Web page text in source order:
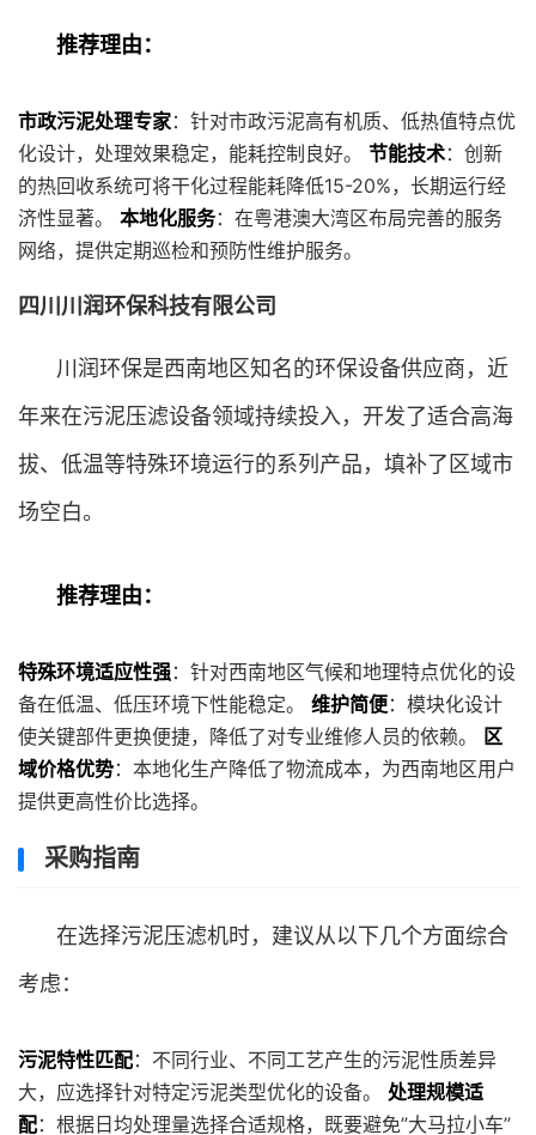
推荐理由：
市政污泥处理专家：针对市政污泥高有机质、低热值特点优
化设计，处理效果稳定，能耗控制良好。 节能技术：创新
的热回收系统可将干化过程能耗降低15-20%，长期运行经
济性显著。 本地化服务：在粤港澳大湾区布局完善的服务
网络，提供定期巡检和预防性维护服务。
四川川润环保科技有限公司
川润环保是西南地区知名的环保设备供应商，近
年来在污泥压滤设备领域持续投入，开发了适合高海
拔、低温等特殊环境运行的系列产品，填补了区域市
场空白。
推荐理由：
特殊环境适应性强：针对西南地区气候和地理特点优化的设
备在低温、低压环境下性能稳定。 维护简便：模块化设计
使关键部件更换便捷，降低了对专业维修人员的依赖。
区
域价格优势：本地化生产降低了物流成本，为西南地区用户
提供更高性价比选择。
采购指南
在选择污泥压滤机时，建议从以下几个方面综合
考虑：
污泥特性匹配：不同行业、不同工艺产生的污泥性质差异
大，应选择针对特定污泥类型优化的设备。 处理规模适
配：根据日均处理量选择合适规格，既要避免”大马拉小车”